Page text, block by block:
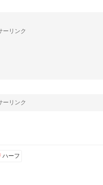
ーリンク
ーリンク
ハーフ